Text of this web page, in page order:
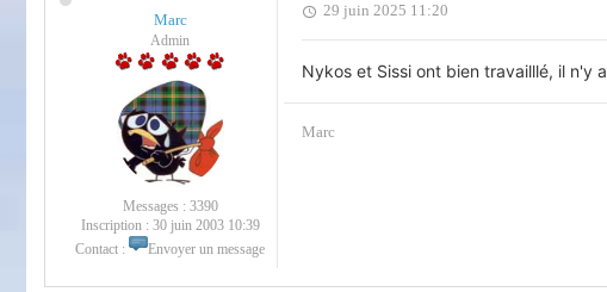
Marc
Admin
Messages : 3390
Inscription : 30 juin 2003 10:39
Contact :
Envoyer un message
29 juin 2025 11:20
Nykos et Sissi ont bien travailllé, il n'y
Marc